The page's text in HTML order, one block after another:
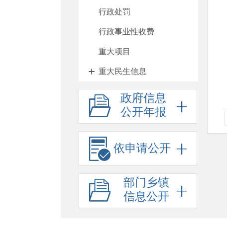
行政处罚
行政事业性收费
重大项目
重大民生信息
人大代表建议、政协委员
提案办理
政府工作报告
其他法定公开
公务员、事业单位招考
防范化解重大风险
政府信息
公开年报
依申请公开
部门乡镇
信息公开